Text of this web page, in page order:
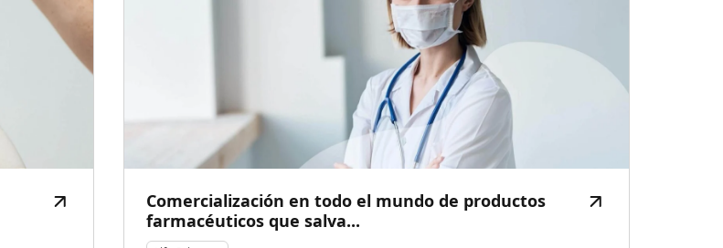
Comercialización en todo el mundo de productos
farmacéuticos que salva...